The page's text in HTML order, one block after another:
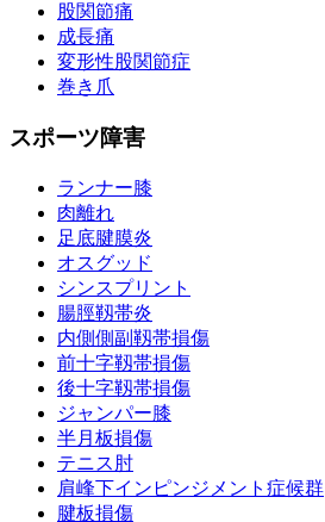
股関節痛
成長痛
変形性股関節症
巻き爪
スポーツ障害
ランナー膝
肉離れ
足底腱膜炎
オスグッド
シンスプリント
腸脛靱帯炎
内側側副靱帯損傷
前十字靱帯損傷
後十字靱帯損傷
ジャンパー膝
半月板損傷
テニス肘
肩峰下インピンジメント症候群
腱板損傷